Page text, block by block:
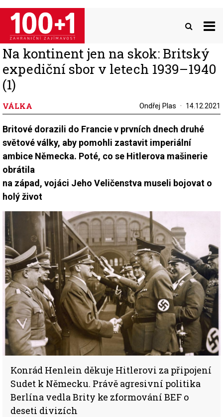
Přejít
hlavnímu
obsahu
Na kontinent jen na skok: Britský
expediční sbor v letech 1939–1940
(1)
VÁLKA Ondřej Plas 14.12.2021
Britové dorazili do Francie v prvních dnech druhé
světové války, aby pomohli zastavit imperiální
ambice Německa. Poté, co se Hitlerova mašinerie
obrátila
na západ, vojáci Jeho Veličenstva museli bojovat o
holý život
Konrád Henlein děkuje Hitlerovi za připojení
Sudet k Německu. Právě agresivní politika
Berlína vedla Brity ke zformování BEF o
deseti divizích